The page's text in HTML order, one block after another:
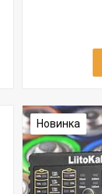
Новинка